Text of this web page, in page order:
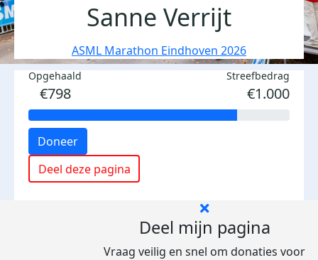
Sanne Verrijt
ASML Marathon Eindhoven 2026
Opgehaald
€798
Streefbedrag
€1.000
Doneer
Deel deze pagina
Deel mijn pagina
Vraag veilig en snel om donaties voor